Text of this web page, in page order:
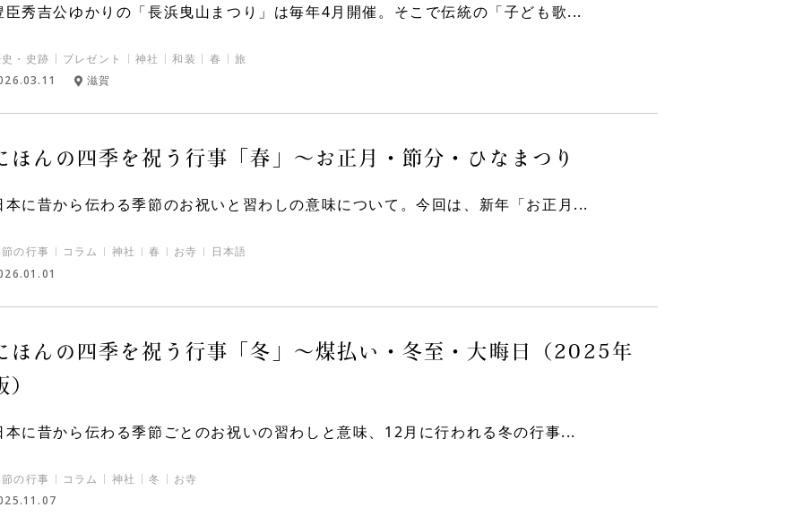
臣秀吉公ゆかりの「長浜曳山まつり」は毎年4月開催。そこで伝統の「子ども歌...
・史跡 プレゼント 神社 和装 春 旅
滋賀
ほんの四季を祝う行事「春」～お正月・節分・ひなまつり
本に昔から伝わる季節のお祝いと習わしの意味について。今回は、新年「お正月...
の行事 コラム 神社 春 お寺 日本語
ほんの四季を祝う行事「冬」～煤払い・冬至・大晦日（2025年
）
本に昔から伝わる季節ごとのお祝いの習わしと意味、12月に行われる冬の行事...
の行事 コラム 神社 冬 お寺